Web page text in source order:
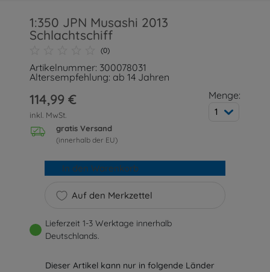
1:350 JPN Musashi 2013
Schlachtschiff
(0)
Artikelnummer: 300078031
Altersempfehlung: ab 14 Jahren
114,99 €
inkl. MwSt.
gratis Versand
(innerhalb der EU)
Menge:
1
Auf den Merkzettel
In den Warenkorb
Lieferzeit 1-3 Werktage innerhalb
Deutschlands.
Dieser Artikel kann nur in folgende Länder